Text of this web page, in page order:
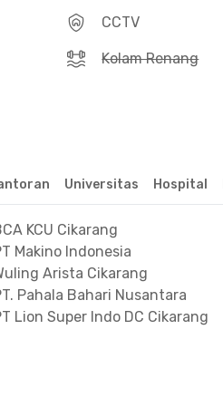
CCTV
Kolam Renang
Universitas Hospital
KCU Cikarang
Makino Indonesia
Arista Cikarang
Pahala Bahari Nusantara
Lion Super Indo DC Cikarang